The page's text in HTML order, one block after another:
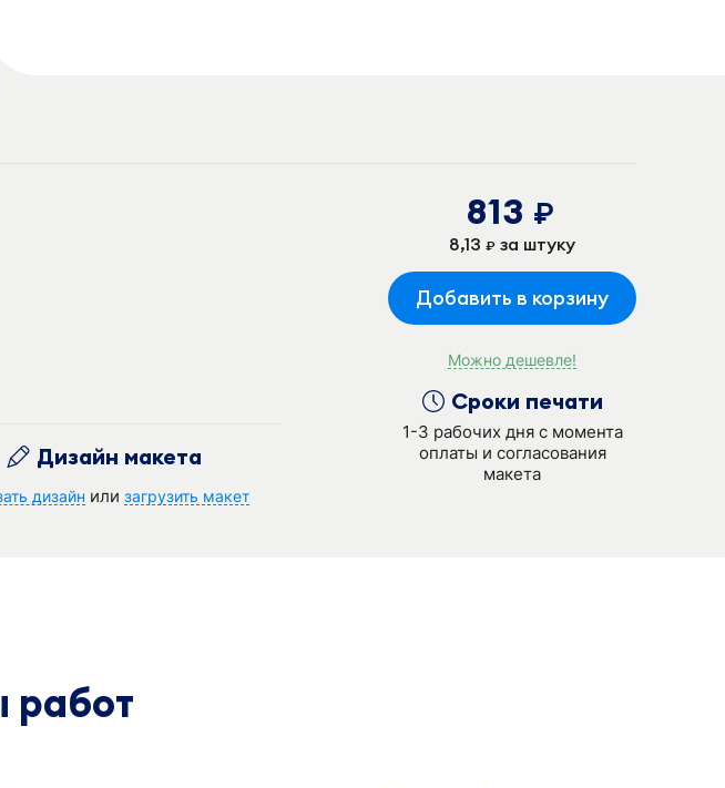
Дизайн макета
дизайн или загрузить макет
813 руб.
8,13 руб. за штуку
Добавить в корзину
Можно дешевле!
Сроки печати
1-3 рабочих дня с момента
оплаты и согласования
макета